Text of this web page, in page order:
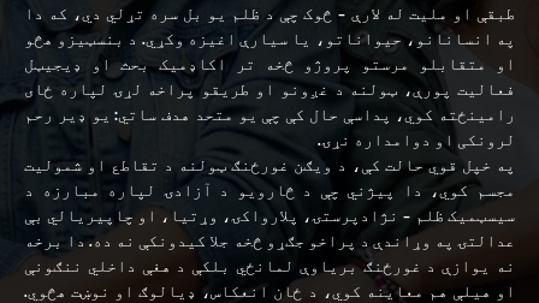
طبقې او مليت له لارې - څوک چې د ظلم یو بل سره تړلي دي، که دا
په انسانانو، حیواناتو، یا سیارې اغیزه وکړي. د بنسټیزو هڅو
او متقابلو مرستو پروژو څخه تر اکاډمیک بحث او ډیجیټل
فعالیت پورې، ټولنه د غږونو او طریقو پراخه لړۍ لپاره ځای
رامینځته کوي، پداسې حال کې چې یو متحد هدف ساتي: یو ډیر رحم
لرونکی او دوامداره نړۍ.
په خپل قوي حالت کې، د ویګن غورځنګ ټولنه د تقاطع او شمولیت
مجسم کوي، دا پیژني چې د څارویو د آزادۍ لپاره مبارزه د
سیسټمیک ظلم - نژادپرستۍ، پلارواکۍ، وړتیا، او چاپیریالي بې
عدالتۍ په وړاندې د پراخو جګړو څخه جلا کیدونکې نه ده. دا برخه
نه یوازې د غورځنګ بریاوې لمانځي بلکې د هغې داخلي ننګونې
او هیلې هم معاینه کوي، د ځان انعکاس، ډیالوګ او نوښت هڅوي.